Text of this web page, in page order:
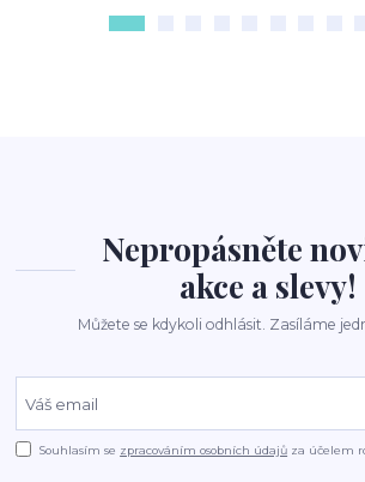
Nepropásněte
akce a slevy!
Můžete se kdykoli odhlásit. Zasíláme
Souhlasím se zpracováním osobních údajů za účelem